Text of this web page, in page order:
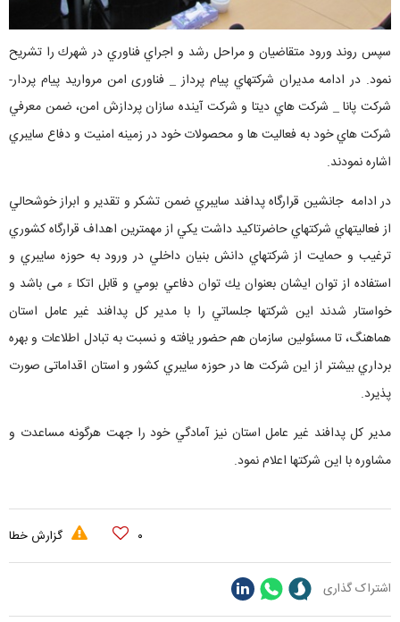
سپس روند ورود متقاضيان و مراحل رشد و اجراي فناوري در شهرك را تشريح
نمود. در ادامه مديران شركتهاي پيام پرداز –فناوری امن مروارید پیام پردار-
شركت پانا– شركت هاي ديتا و شركت آينده سازان پردازش امن، ضمن معرفي
شركت هاي خود به فعاليت ها و محصولات خود در زمينه امنيت و دفاع سايبري
اشاره نمودند.
در ادامه جانشين قرارگاه پدافند سايبري ضمن تشكر و تقدير و ابراز خوشحالي
از فعاليتهاي شركتهاي حاضرتاكيد داشت يكي از مهمترين اهداف قرارگاه كشوري
ترغيب و حمايت از شركتهاي دانش بنيان داخلي در ورود به حوزه سايبري و
استفاده از توان ايشان بعنوان يك توان دفاعي بومي و قابل اتكا ء می باشد و
خواستار شدند اين شركتها جلساتي را با مدير كل پدافند غير عامل استان
هماهنگ، تا مسئولين سازمان هم حضور يافته و نسبت به تبادل اطلاعات و بهره
برداري بيشتر از اين شركت ها در حوزه سايبري كشور و استان اقداماتی صورت
پذيرد.
مدير كل پدافند غير عامل استان نيز آمادگي خود را جهت هرگونه مساعدت و
مشاوره با اين شركتها اعلام نمود.
۰ گزارش خطا
اشتراک گذاری